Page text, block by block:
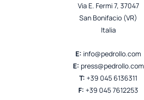
Via E. Fermi 7, 37047
San Bonifacio (VR)
Italia
E: info@pedrollo.com
E: press@pedrollo.com
T: +39 045 6136311
F: +39 045 7612253